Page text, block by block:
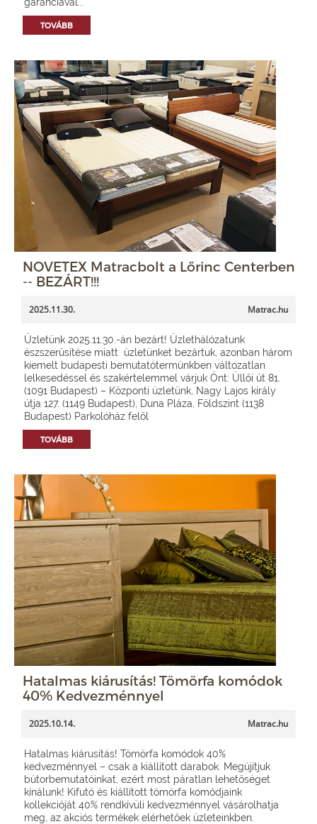
TOVÁBB
NOVETEX Matracbolt a Lőrinc Centerben
-- BEZÁRT!!!
2025.11.30. Matrac.hu
Üzletünk 2025.11.30.-án bezárt! Üzlethálózatunk
észszerűsítése miatt üzletünket bezártuk, azonban három
kiemelt budapesti bemutatótermünkben változatlan
lelkesedéssel és szakértelemmel várjuk Önt: Üllői út 81.
(1091 Budapest) – Központi üzletünk, Nagy Lajos király
útja 127. (1149 Budapest), Duna Pláza, Földszint (1138
Budapest) Parkolóház felől
TOVÁBB
Hatalmas kiárusítás! Tömörfa komódok
40% Kedvezménnyel
2025.10.14. Matrac.hu
Hatalmas kiárusítás! Tömörfa komódok 40%
kedvezménnyel – csak a kiállított darabok. Megújítjuk
bútorbemutatóinkat, ezért most páratlan lehetőséget
kínálunk! Kifutó és kiállított tömörfa komódjaink
kollekcióját 40% rendkívüli kedvezménnyel vásárolhatja
meg, az akciós termékek elérhetőek üzleteinkben.